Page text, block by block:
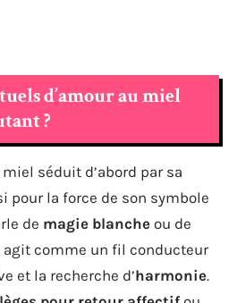
d’amour au miel
?
miel séduit d’abord par sa
pour la force de son symbole
de magie blanche ou de
agit comme un fil conducteur
et la recherche d’harmonie.